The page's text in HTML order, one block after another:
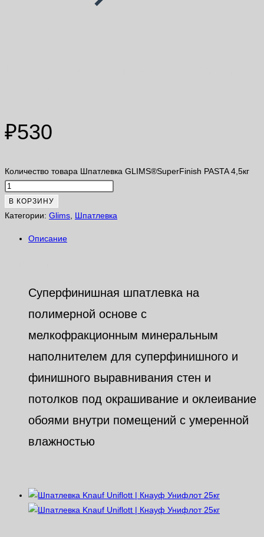
₽530
Количество товара Шпатлевка GLIMS®SuperFinish PASTA 4,5кг
В КОРЗИНУ
Категории: Glims Шпатлевка
Описание
Суперфинишная шпатлевка на
полимерной основе с
мелкофракционным минеральным
наполнителем для суперфинишного и
финишного выравнивания стен и
потолков под окрашивание и оклеивание
обоями внутри помещений с умеренной
влажностью